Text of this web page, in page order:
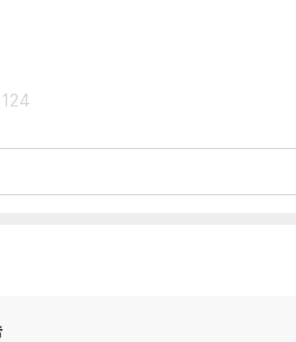
124
149
남 213